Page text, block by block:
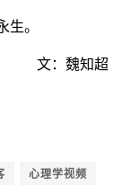
。
文：魏知超
心理学视频